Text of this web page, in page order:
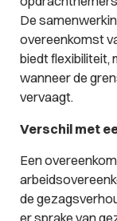
De
overeenkomst
biedt flexibiliteit,
wanneer de
vervaagt.
Verschil met
Een
de